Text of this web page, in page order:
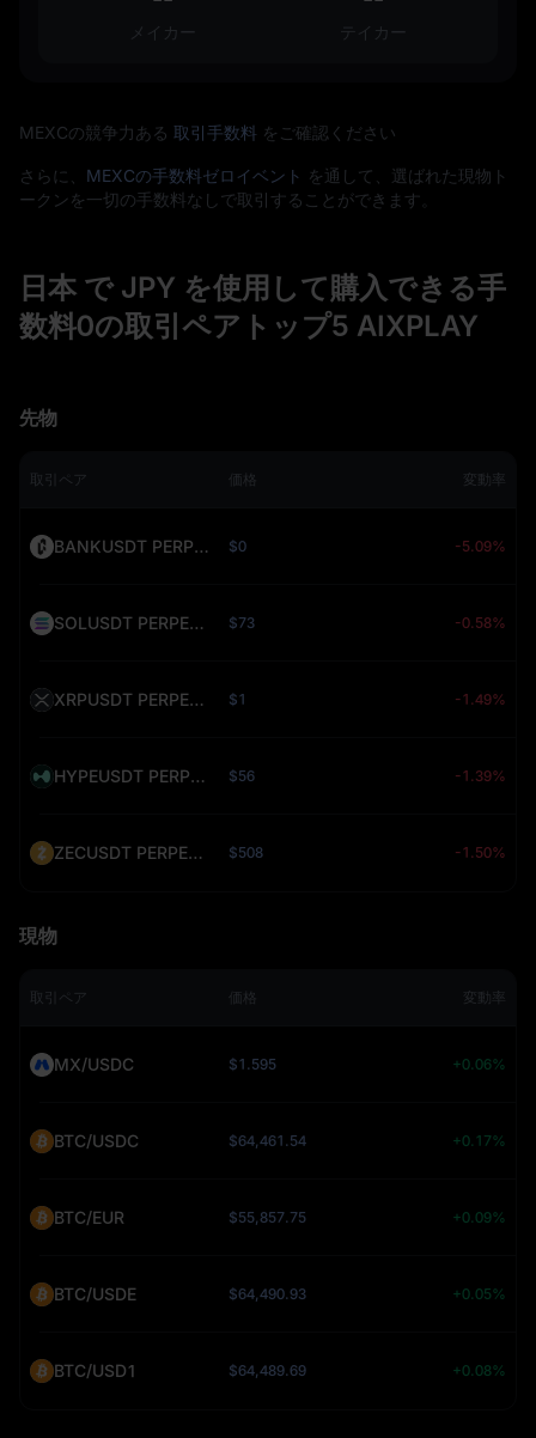
メイカー テイカー
MEXCの競争力ある 取引手数料 をご確認ください
さらに、 MEXCの手数料ゼロイベント を通して、選ばれた現物ト
ークンを一切の手数料なしで取引することができます。
日本 で JPY を使用して購入できる手
数料0の取引ペアトップ5 AIXPLAY
先物
取引ペア 価格 変動率
BANKUSDT PERPETUAL (BANK) $0 -5.09%
SOLUSDT PERPETUAL (SOL) $73 -0.58%
XRPUSDT PERPETUAL (XRP) $1 -1.49%
HYPEUSDT PERPETUAL (HYPE) $56 -1.39%
ZECUSDT PERPETUAL (ZEC) $508 -1.50%
現物
取引ペア 価格 変動率
MX/USDC $1.595 +0.06%
BTC/USDC $64,461.54 +0.17%
BTC/EUR $55,857.75 +0.09%
BTC/USDE $64,490.93 +0.05%
BTC/USD1 $64,489.69 +0.08%